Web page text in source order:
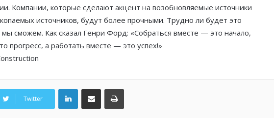
Компании, которые сделают акцент на возобновляемые источники
источников, будут более прочными. Трудно ли будет это
сможем. Как сказал Генри Форд: «Собраться вместе — это начало,
прогресс, а работать вместе — это успех!»
Twitter
LinkedInПоделиться по электронной почте Распечатать
Больше, чем просто команда: как
женский волейбол AS Monaco